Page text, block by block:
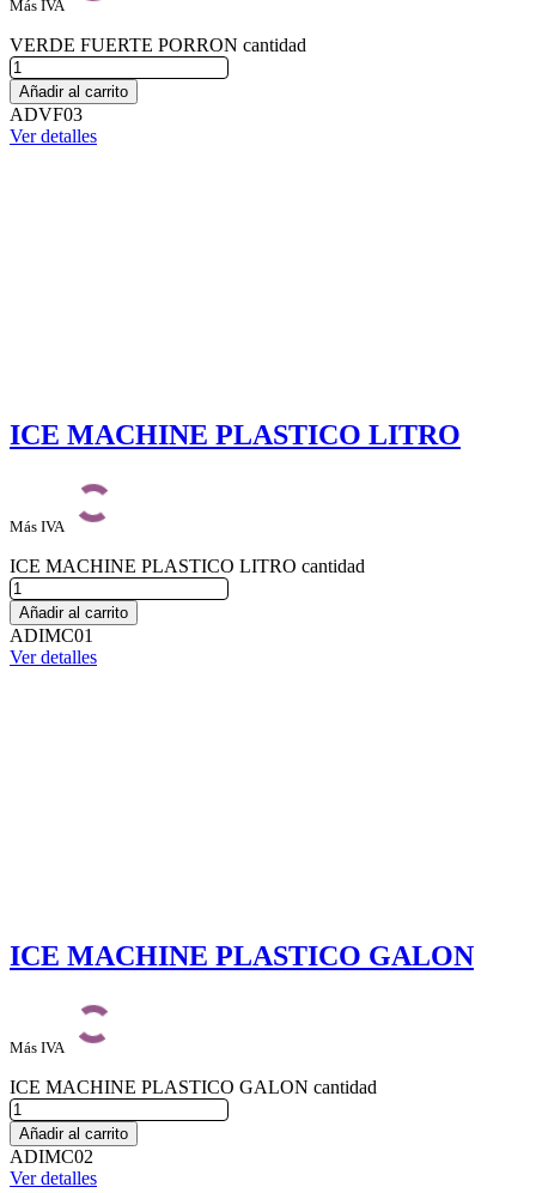
Más IVA
VERDE FUERTE PORRON cantidad
Añadir al carrito
ADVF03
Ver detalles
ICE MACHINE PLASTICO LITRO
Más IVA
ICE MACHINE PLASTICO LITRO cantidad
Añadir al carrito
ADIMC01
Ver detalles
ICE MACHINE PLASTICO GALON
Más IVA
ICE MACHINE PLASTICO GALON cantidad
Añadir al carrito
ADIMC02
Ver detalles